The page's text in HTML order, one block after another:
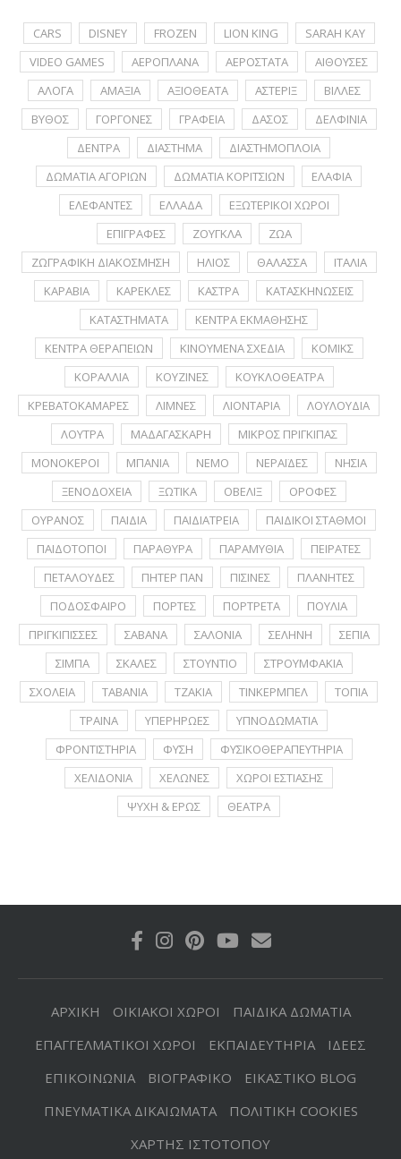
CARS DISNEY FROZEN LION KING
SARAH KAY
VIDEO GAMES
ΑΕΡΟΠΛΑΝΑ ΑΕΡΟΣΤΑΤΑ
ΑΙΘΟΥΣΕΣ
ΑΛΟΓΑ
ΑΜΑΞΙΑ ΑΞΙΟΘΕΑΤΑ ΑΣΤΕΡΙΞ
ΒΙΛΛΕΣ
ΒΥΘΟΣ
ΓΟΡΓΟΝΕΣ ΓΡΑΦΕΙΑ ΔΑΣΟΣ
ΔΕΛΦΙΝΙΑ
ΔΕΝΤΡΑ
ΔΙΑΣΤΗΜΑ
ΔΙΑΣΤΗΜΟΠΛΟΙΑ
ΔΩΜΑΤΙΑ ΑΓΟΡΙΩΝ
ΔΩΜΑΤΙΑ ΚΟΡΙΤΣΙΩΝ
ΕΛΑΦΙΑ
ΕΛΕΦΑΝΤΕΣ
ΕΛΛΑΔΑ
ΕΞΩΤΕΡΙΚΟΙ ΧΩΡΟΙ
ΕΠΙΓΡΑΦΕΣ
ΖΟΥΓΚΛΑ
ΖΩΑ
ΖΩΓΡΑΦΙΚΗ ΔΙΑΚΟΣΜΗΣΗ
ΗΛΙΟΣ ΘΑΛΑΣΣΑ
ΙΤΑΛΙΑ
ΚΑΡΑΒΙΑ
ΚΑΡΕΚΛΕΣ ΚΑΣΤΡΑ
ΚΑΤΑΣΚΗΝΩΣΕΙΣ
ΚΑΤΑΣΤΗΜΑΤΑ
ΚΕΝΤΡΑ ΕΚΜΑΘΗΣΗΣ
ΚΕΝΤΡΑ ΘΕΡΑΠΕΙΩΝ
ΚΙΝΟΥΜΕΝΑ ΣΧΕΔΙΑ
ΚΟΜΙΚΣ
ΚΟΡΑΛΛΙΑ
ΚΟΥΖΙΝΕΣ
ΚΟΥΚΛΟΘΕΑΤΡΑ
ΚΡΕΒΑΤΟΚΑΜΑΡΕΣ
ΛΙΜΝΕΣ ΛΙΟΝΤΑΡΙΑ
ΛΟΥΛΟΥΔΙΑ
ΛΟΥΤΡΑ
ΜΑΔΑΓΑΣΚΑΡΗ
ΜΙΚΡΟΣ ΠΡΙΓΚΙΠΑΣ
ΜΟΝΟΚΕΡΟΙ
ΜΠΑΝΙΑ ΝΕΜΟ ΝΕΡΑΪΔΕΣ
ΝΗΣΙΑ
ΞΕΝΟΔΟΧΕΙΑ
ΞΩΤΙΚΑ ΟΒΕΛΙΞ
ΟΡΟΦΕΣ
ΟΥΡΑΝΟΣ
ΠΑΙΔΙΑ ΠΑΙΔΙΑΤΡΕΙΑ
ΠΑΙΔΙΚΟΙ ΣΤΑΘΜΟΙ
ΠΑΙΔΟΤΟΠΟΙ
ΠΑΡΑΘΥΡΑ ΠΑΡΑΜΥΘΙΑ
ΠΕΙΡΑΤΕΣ
ΠΕΤΑΛΟΥΔΕΣ
ΠΗΤΕΡ ΠΑΝ ΠΙΣΙΝΕΣ
ΠΛΑΝΗΤΕΣ
ΠΟΔΟΣΦΑΙΡΟ
ΠΟΡΤΕΣ ΠΟΡΤΡΕΤA
ΠΟΥΛΙΑ
ΠΡΙΓΚΙΠΙΣΣΕΣ
ΣΑΒΑΝΑ ΣΑΛΟΝΙΑ ΣΕΛΗΝΗ
ΣΕΠΙΑ
ΣΙΜΠΑ
ΣΚΑΛΕΣ ΣΤΟΥΝΤΙΟ
ΣΤΡΟΥΜΦΑΚΙΑ
ΣΧΟΛΕΙΑ
ΤΑΒΑΝΙΑ ΤΖΑΚΙΑ ΤΙΝΚΕΡΜΠΕΛ
ΤΟΠΙΑ
ΤΡΑΙΝΑ
ΥΠΕΡΗΡΩΕΣ
ΥΠΝΟΔΩΜΑΤΙΑ
ΦΡΟΝΤΙΣΤΗΡΙΑ
ΦΥΣΗ
ΦΥΣΙΚΟΘΕΡΑΠΕΥΤΗΡΙΑ
ΧΕΛΙΔΟΝΙΑ
ΧΕΛΩΝΕΣ
ΧΩΡΟΙ ΕΣΤΙΑΣΗΣ
ΨΥΧΗ & ΕΡΩΣ
ΘΕΑΤΡΑ
ΑΡΧΙΚΗ ΟΙΚΙΑΚΟΙ ΧΩΡΟΙ
ΠΑΙΔΙΚΑ ΔΩΜΑΤΙΑ
ΕΠΑΓΓΕΛΜΑΤΙΚΟΙ ΧΩΡΟΙ
ΕΚΠΑΙΔΕΥΤΗΡΙΑ
ΙΔΕΕΣ
ΕΠΙΚΟΙΝΩΝΙΑ
ΒΙΟΓΡΑΦΙΚΟ
ΕΙΚΑΣΤΙΚΟ BLOG
ΠΝΕΥΜΑΤΙΚΑ ΔΙΚΑΙΩΜΑΤΑ
ΠΟΛΙΤΙΚΗ COOKIES
ΧΑΡΤΗΣ ΙΣΤΟΤΟΠΟΥ